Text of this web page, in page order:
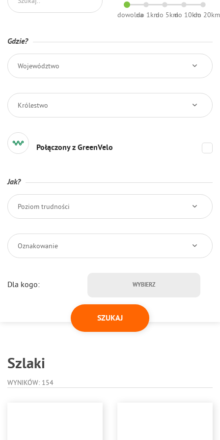
dowolnado 1kmdo 5kmdo 10kmdo 20km
Gdzie?
Województwo
Królestwo
Połączony z GreenVelo
Jak?
Poziom trudności
Oznakowanie
Dla kogo: WYBIERZ
Szlaki
WYNIKÓW: 154